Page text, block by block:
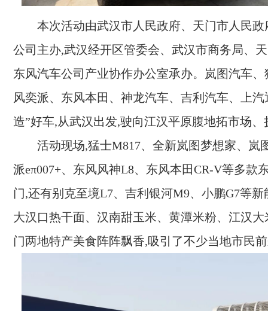
本次活动由武汉市人民政府、天门市人民
公司主办,武汉经开区管委会、武汉市商务局、
东风汽车公司产业协作办公室承办。岚图汽车、
风奕派、东风本田、神龙汽车、吉利汽车、上汽
造”好车,从武汉出发,驶向江汉平原腹地拓市场、
活动现场,猛士M817、全新岚图梦想家、 岚
派eπ007+、东风风神L8、东风本田CR-V等多款
门,还有别克至境L7、吉利银河M9、小鹏G7等
大汉口热干面、汉南甜玉米、黄潭米粉、江汉
门两地特产美食阵阵飘香,吸引了不少当地市民